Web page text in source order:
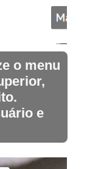
o menu
e